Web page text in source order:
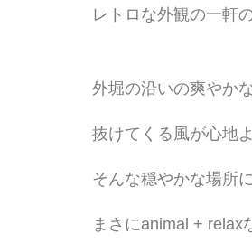
レトロな外観の一軒
外堀の沿いの爽やか
抜けてくる風が心地
そんな穏やかな場所
まさにanimal + relax